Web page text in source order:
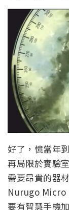
好了，憶當年
再局限於實驗
需要昂貴的器
Nurugo Micro
要有智慧手機